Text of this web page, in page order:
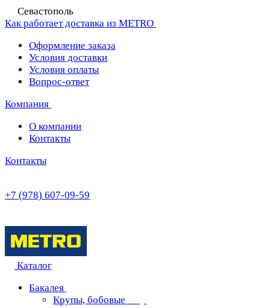
Севастополь
Как работает доставка из METRO
Оформление заказа
Условия доставки
Условия оплаты
Вопрос-ответ
Компания
О компании
Контакты
Контакты
+7 (978) 607-09-59
Каталог
Бакалея
Крупы, бобовые